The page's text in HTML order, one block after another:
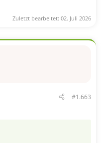
4 andere
Zuletzt bearbeitet: 02. Juli 2026
#1.663